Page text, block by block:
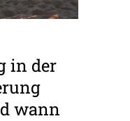
in der
wann